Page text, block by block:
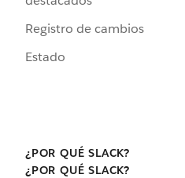
Registro de cambios
Estado
¿POR QUÉ SLACK?
¿POR QUÉ SLACK?